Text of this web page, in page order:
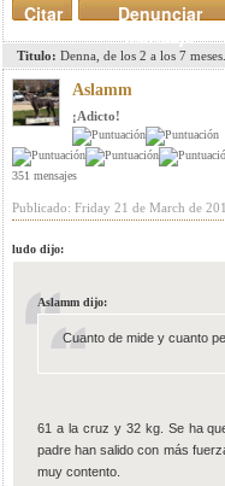
Denunciar
mensaje
Citar
Titulo: Denna, de los 2 a los 7 meses.
Aslamm
¡Adicto!
351 mensajes
Publicado: Friday 21 de March de
ludo dijo:
Aslamm dijo:
Cuanto de mide y cuanto
61 a la cruz y 32 kg. Se ha
padre han salido con más
muy contento.